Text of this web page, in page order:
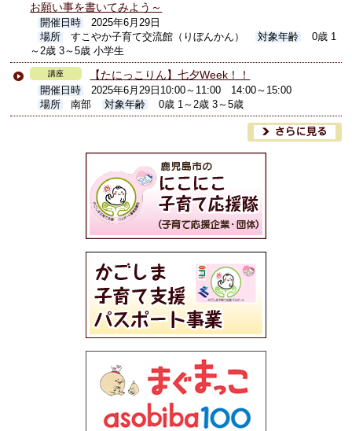
お願い事を書いてみよう～
開催日時
2025年6月29日
場所
すこやか子育て交流館（りぼんかん） 対象年齢
0歳 1
～2歳 3～5歳 小学生
講座 【たにっこりん】七夕Week！！
開催日時
2025年6月29日10:00～11:00 14:00～15:00
場所
南部 対象年齢 0歳 1～2歳 3～5歳